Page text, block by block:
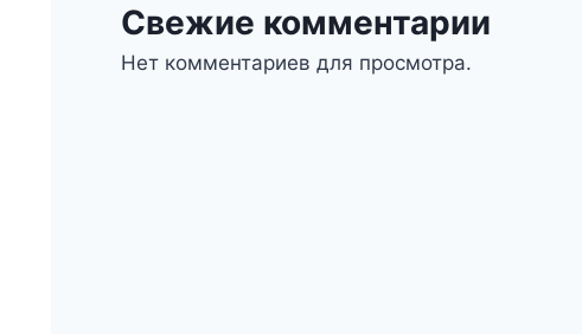
Свежие комментарии
Нет комментариев для просмотра.